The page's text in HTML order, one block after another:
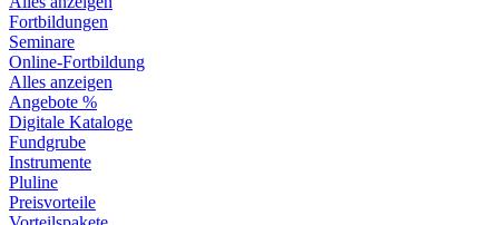
Fortbildungen
Seminare
Online-Fortbildung
Alles anzeigen
Angebote %
Digitale Kataloge
Fundgrube
Instrumente
Pluline
Preisvorteile